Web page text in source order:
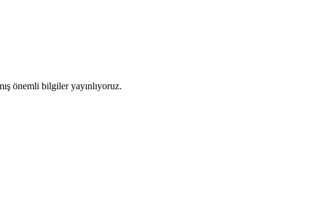
önemli bilgiler yayınlıyoruz.